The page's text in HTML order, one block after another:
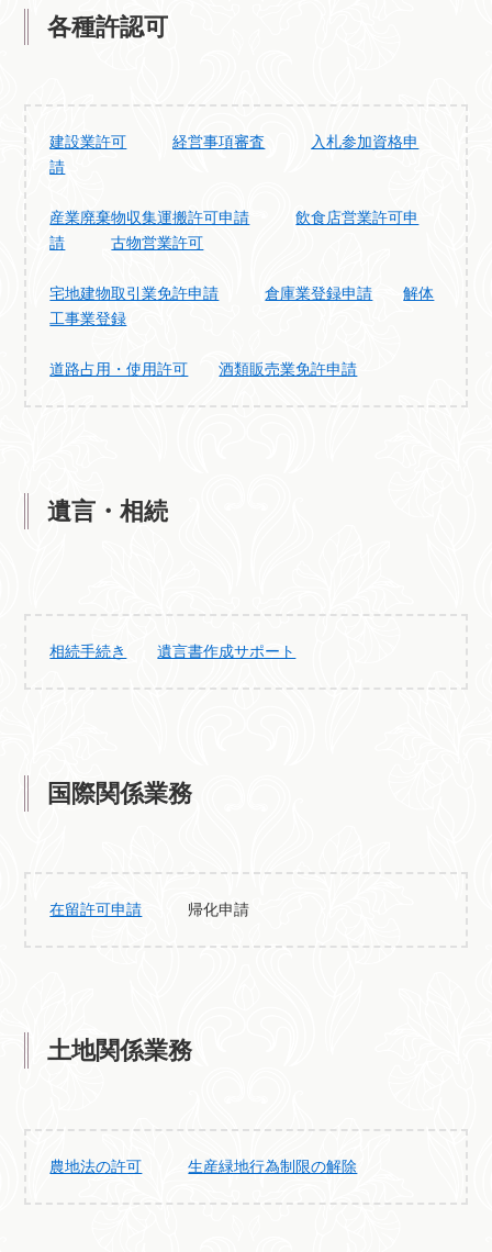
各種許認可
建設業許可 経営事項審査
入札参加資格申
請
産業廃棄物収集運搬許可申請
飲食店営業許可申
請
古物営業許可
宅地建物取引業免許申請 倉庫業登録申請
解体
工事業登録
道路占用・使用許可 酒類販売業免許申請
遺言・相続
相続手続き 遺言書作成サポート
国際関係業務
在留許可申請 帰化申請
土地関係業務
農地法の許可 生産緑地行為制限の解除